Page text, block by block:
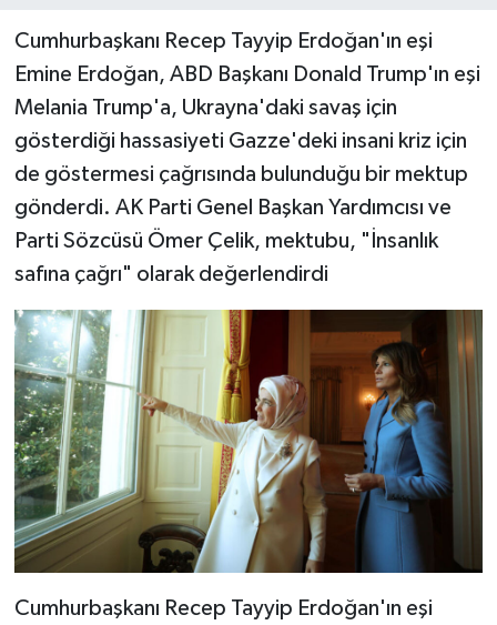
Cumhurbaşkanı Recep Tayyip Erdoğan'ın eşi
Emine Erdoğan, ABD Başkanı Donald Trump'ın eşi
Melania Trump'a, Ukrayna'daki savaş için
gösterdiği hassasiyeti Gazze'deki insani kriz için
de göstermesi çağrısında bulunduğu bir mektup
gönderdi. AK Parti Genel Başkan Yardımcısı ve
Parti Sözcüsü Ömer Çelik, mektubu, "İnsanlık
safına çağrı" olarak değerlendirdi
Cumhurbaşkanı Recep Tayyip Erdoğan'ın eşi